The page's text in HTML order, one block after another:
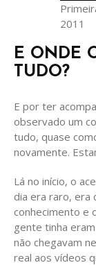
2011
E ONDE
TUDO?
E por ter
observado um
tudo, quase
novamente.
Lá no início, o
dia era raro, era
conhecimento e
gente tinha
não chegavam
real aos vídeos